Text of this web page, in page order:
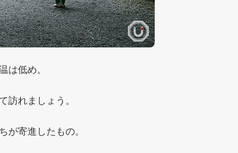
は低め。
訪れましょう。
が寄進したもの。